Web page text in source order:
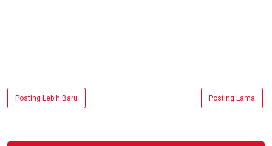
Posting Lebih Baru Posting Lama